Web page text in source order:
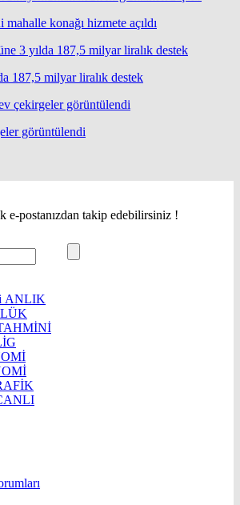
konağı hizmete açıldı
187,5 milyar liralık destek
görüntülendi
e-postanızdan takip edebilirsiniz !
ANLIK